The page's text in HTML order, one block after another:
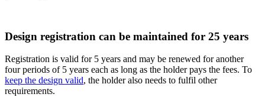
Design registration can be maintained for 25 years
Registration is valid for 5 years and may be renewed for another
four periods of 5 years each as long as the holder pays the fees. To
keep the design valid, the holder also needs to fulfil other
requirements.